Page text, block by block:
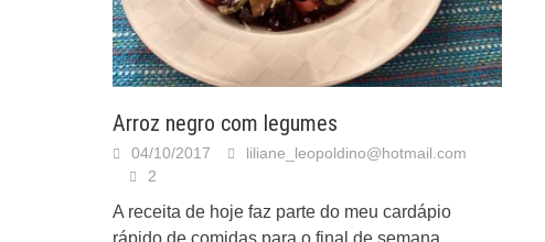
Arroz negro com legumes
04/10/2017
liliane_leopoldino@hotmail.com
2
A receita de hoje faz parte do meu cardápio